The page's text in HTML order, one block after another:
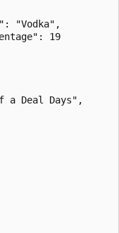
"Vodka",
19
a Deal Days",